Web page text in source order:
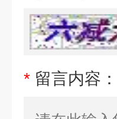
* 留言内容：